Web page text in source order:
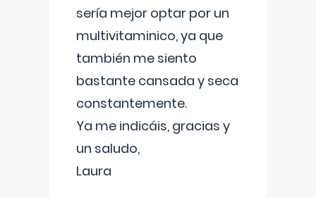
sería mejor optar por un
multivitaminico, ya que
también me siento
bastante cansada y seca
constantemente.
Ya me indicáis, gracias y
un saludo,
Laura